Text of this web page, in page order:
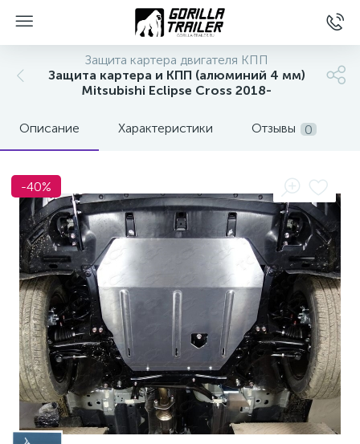
Защита картера двигателя КПП
Защита картера и КПП (алюминий 4 мм)
Mitsubishi Eclipse Cross 2018-
Описание Характеристики Отзывы 0
-40%